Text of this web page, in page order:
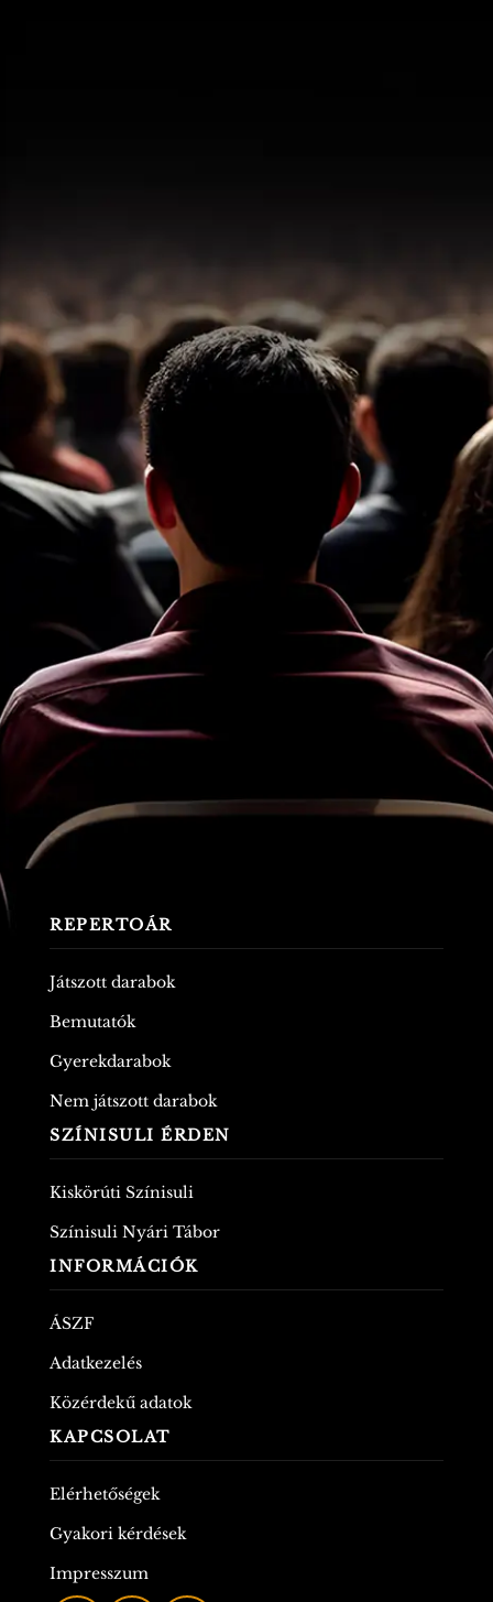
REPERTOÁR
Játszott darabok
Bemutatók
Gyerekdarabok
Nem játszott darabok
SZÍNISULI ÉRDEN
Kiskörúti Színisuli
Színisuli Nyári Tábor
INFORMÁCIÓK
ÁSZF
Adatkezelés
Közérdekű adatok
KAPCSOLAT
Elérhetőségek
Gyakori kérdések
Impresszum